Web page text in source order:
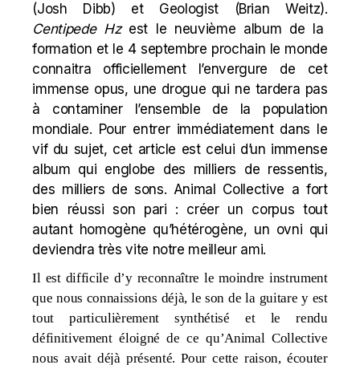
(Josh Dibb) et Geologist (Brian Weitz).
Centipede Hzest le neuvième album de la
formation et le 4 septembre prochain le monde
connaitra officiellement l’envergure de cet
immense opus, une drogue qui ne tardera pas
à contaminer l’ensemble de la population
mondiale. Pour entrer immédiatement dans le
vif du sujet, cet article est celui d’un immense
album qui englobe des milliers de ressentis,
des milliers de sons. Animal Collective a fort
bien réussi son pari : créer un corpus tout
autant homogène qu’hétérogène, un ovni qui
deviendra très vite notre meilleur ami.
Il est difficile d’y reconnaître le moindre instrument
que nous connaissions déjà, le son de la guitare y est
tout particulièrement synthétisé et le rendu
définitivement éloigné de ce qu’Animal Collective
nous avait déjà présenté. Pour cette raison, écouter